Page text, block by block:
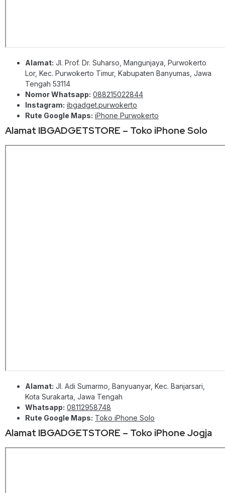
Alamat: Jl. Prof. Dr. Suharso, Mangunjaya, Purwokerto
Lor, Kec. Purwokerto Timur, Kabupaten Banyumas, Jawa
Tengah 53114
Nomor Whatsapp: 088215022844
Instagram: ibgadget.purwokerto
Rute Google Maps: iPhone Purwokerto
Alamat IBGADGETSTORE – Toko iPhone Solo
Alamat: Jl. Adi Sumarmo, Banyuanyar, Kec. Banjarsari,
Kota Surakarta, Jawa Tengah
Whatsapp: 08112958748
Rute Google Maps: Toko iPhone Solo
Alamat IBGADGETSTORE – Toko iPhone Jogja